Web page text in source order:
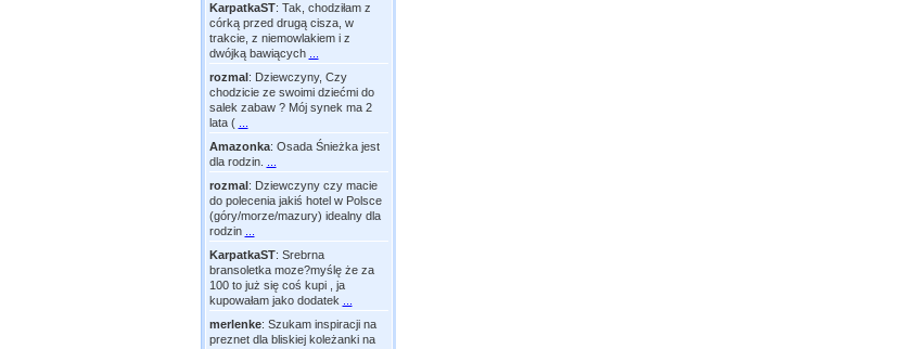
KarpatkaST: Tak, chodziłam z
córką przed drugą cisza, w
trakcie, z niemowlakiem i z
dwójką bawiących
rozmal: Dziewczyny, Czy
chodzicie ze swoimi dziećmi do
salek zabaw ? Mój synek ma 2
lata (
Amazonka: Osada Śnieżka jest
dla rodzin.
rozmal: Dziewczyny czy macie
do polecenia jakiś hotel w Polsce
(góry/morze/mazury) idealny dla
rodzin
KarpatkaST: Srebrna
bransoletka moze?myślę że za
100 to już się coś kupi , ja
kupowałam jako dodatek
merlenke: Szukam inspiracji na
preznet dla bliskiej koleżanki na